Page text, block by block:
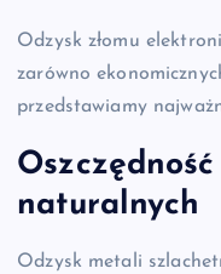
Odzysk złomu
zarówno
przedstawiamy
naturalnych
Odzysk metali